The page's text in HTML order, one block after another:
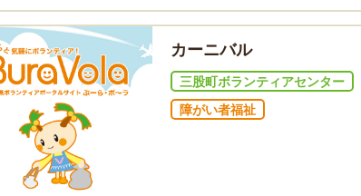
カーニバル
三股町ボランティアセンター
障がい者福祉